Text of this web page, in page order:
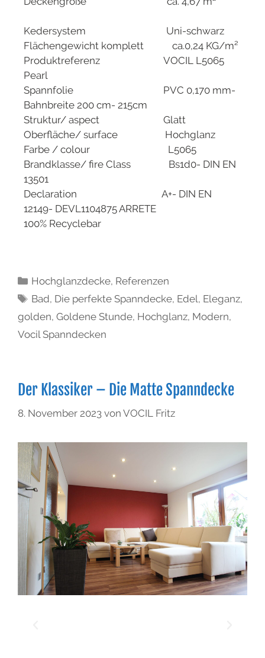
Kedersystem Uni-schwarz
Flächengewicht komplett ca.0,24 KG/m²
Produktreferenz VOCIL L5065
Pearl
Spannfolie PVC 0,170 mm-
Bahnbreite 200 cm- 215cm
Struktur/ aspect Glatt
Oberfläche/ surface Hochglanz
Farbe / colour L5065
Brandklasse/ fire Class Bs1d0- DIN EN
13501
Declaration A+- DIN EN
12149- DEVL1104875 ARRETE
100% Recyclebar
Hochglanzdecke, Referenzen
Bad, Die perfekte Spanndecke, Edel, Eleganz,
golden, Goldene Stunde, Hochglanz, Modern,
Vocil Spanndecken
Der Klassiker – Die Matte Spanndecke
8. November 2023 von VOCIL Fritz